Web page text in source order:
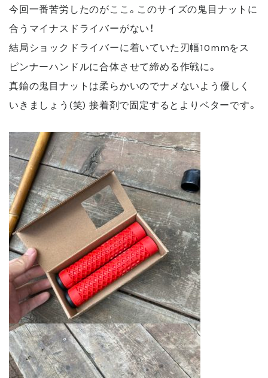
今回一番苦労したのがここ。このサイズの鬼目ナットに
合うマイナスドライバーがない！
結局ショックドライバーに着いていた刃幅10mmをス
ピンナーハンドルに合体させて締める作戦に。
真鍮の鬼目ナットは柔らかいのでナメないよう優しく
いきましょう(笑) 接着剤で固定するとよりベターです。